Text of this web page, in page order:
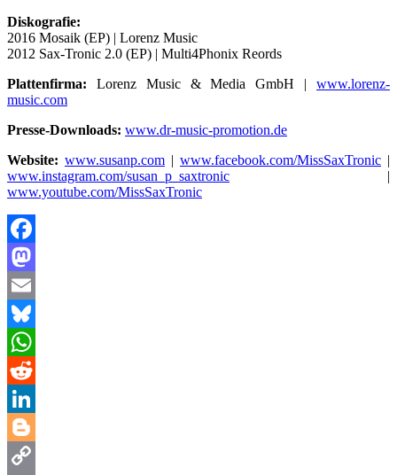
Diskografie:
2016 Mosaik (EP) | Lorenz Music
2012 Sax-Tronic 2.0 (EP) | Multi4Phonix Reords
Plattenfirma: Lorenz Music & Media GmbH | www.lorenz-
music.com
Presse-Downloads: www.dr-music-promotion.de
Website: www.susanp.com | www.facebook.com/MissSaxTronic |
www.instagram.com/susan_p_saxtronic |
www.youtube.com/MissSaxTronic
Facebook
Mastodon
Email
Bluesky
WhatsApp
Reddit
LinkedIn
Blogger